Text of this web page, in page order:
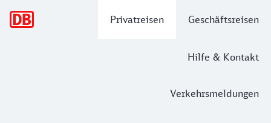
Privatreisen Geschäftsreisen
Hilfe & Kontakt
Verkehrsmeldungen